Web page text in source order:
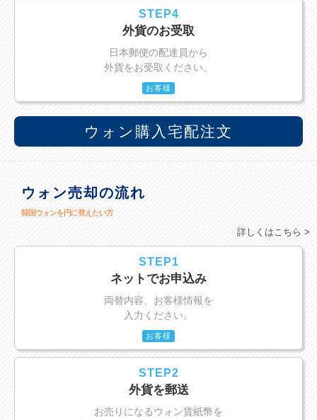
STEP4
外貨のお受取
日本郵便の配達員から
外貨をお受取ください。
お客様
ウォン購入宅配注文
ウォン売却の流れ
韓国ウォンを円に替えたい方
詳しくはこちら >
STEP1
ネットでお申込み
両替内容、お客様情報を
入力ください。
お客様
STEP2
外貨を郵送
お売りになるウォン貨紙幣を